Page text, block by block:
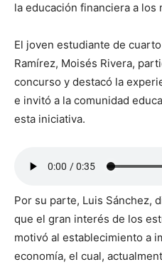
la educación financiera a los
El joven estudiante de
Ramírez, Moisés Rivera,
concurso y destacó la
e invitó a la comunidad
esta iniciativa.
Por su parte, Luis Sánchez,
que el gran interés de los
motivó al establecimiento a
economía, el cual,